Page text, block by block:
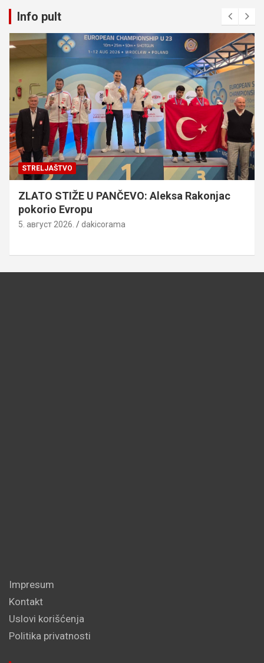
Info pult
STRELJAŠTVO
ZLATO STIŽE U PANČEVO: Aleksa Rakonjac
pokorio Evropu
5. август 2026. dakicorama
Impresum
Kontakt
Uslovi korišćenja
Politika privatnosti